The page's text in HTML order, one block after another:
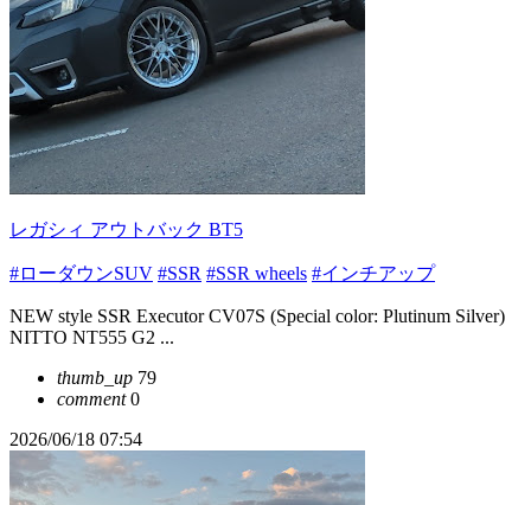
レガシィ アウトバック BT5
#ローダウンSUV #SSR #SSR wheels #インチアップ
NEW style SSR Executor CV07S (Special color: Plutinum Silver)
NITTO NT555 G2 ...
thumb_up 79
comment0
2026/06/18 07:54